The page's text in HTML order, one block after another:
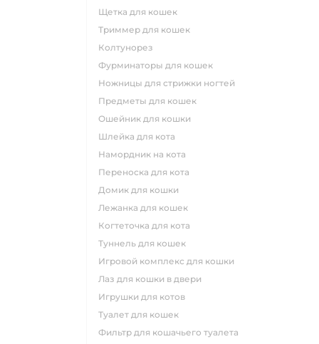
щетка для кошек
триммер для кошек
колтунорез
фурминаторы для кошек
ножницы для стрижки ногтей
предметы для кошек
ошейник для кошки
шлейка для кота
намордник на кота
переноска для кота
домик для кошки
лежанка для кошек
когтеточка для кота
туннель для кошек
игровой комплекс для кошки
лаз для кошки в двери
игрушки для котов
туалет для кошек
фильтр для кошачьего туалета